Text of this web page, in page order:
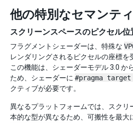
他の特別なセマンテ
スクリーンスペースのピクセル位
フラグメントシェーダーは、特殊な
レンダリングされるピクセルの座標を
この機能は、シェーダーモデル 3.0 か
ため、シェーダーに #pragma
クティブが必要です。
異なるプラットフォームでは、スクリ
本的な型が異なるため、可搬性を最大